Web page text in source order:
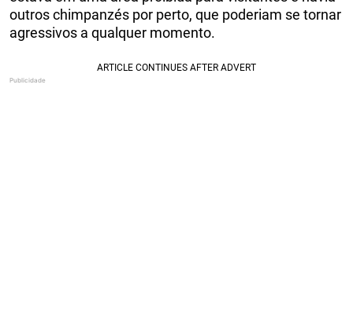
outros chimpanzés por perto, que poderiam se tornar
agressivos a qualquer momento.